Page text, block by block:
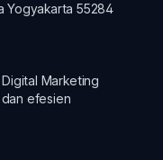
Yogyakarta 55284
Digital Marketing
efesien